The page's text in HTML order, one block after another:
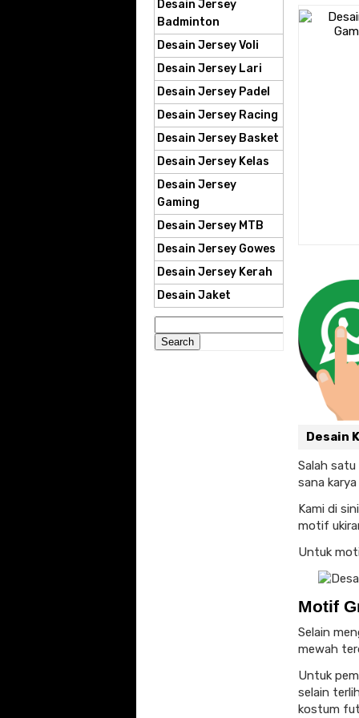
Desain
Salah
sana
Kami di
motif
Untuk
Motif
Selain
mewah
Untuk
selain
kostum
Desain Jersey
Badminton
Desain Jersey Voli
Desain Jersey Lari
Desain Jersey Padel
Desain Jersey Racing
Desain Jersey Basket
Desain Jersey Kelas
Desain Jersey
Gaming
Desain Jersey MTB
Desain Jersey Gowes
Desain Jersey Kerah
Desain Jaket
for: